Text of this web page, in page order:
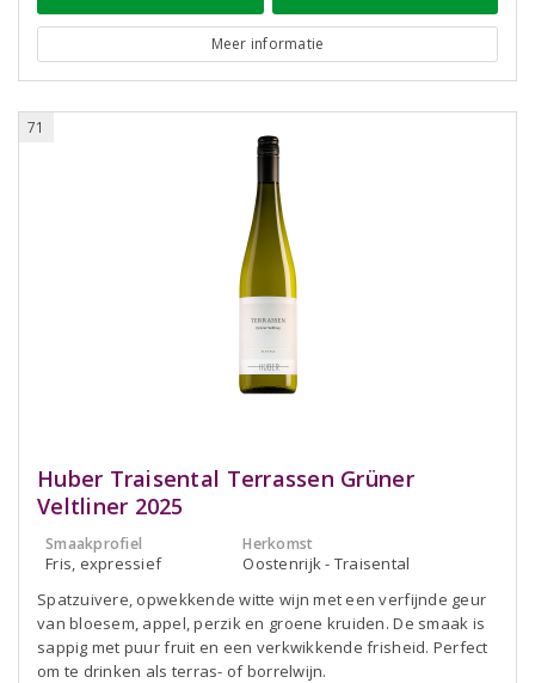
Meer informatie
71
Huber Traisental Terrassen Grüner
Veltliner 2025
Smaakprofiel
Fris, expressief
Herkomst
Oostenrijk - Traisental
Spatzuivere, opwekkende witte wijn met een verfijnde geur
van bloesem, appel, perzik en groene kruiden. De smaak is
sappig met puur fruit en een verkwikkende frisheid. Perfect
om te drinken als terras- of borrelwijn.